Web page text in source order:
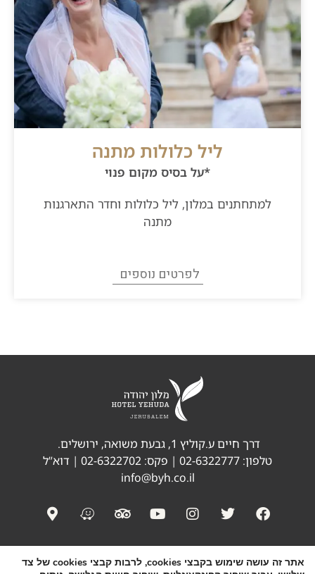
ליל כלולות מתנה
*על בסיס מקום פנוי
למתחתנים במלון, ליל כלולות וחדר התארגנות
מתנה
לפרטים נוספים
דרך חיים ע.קוליץ 1, גבעת משואה, ירושלים.
טלפון: 02-6322777 | פקס: 02-6322702 | דוא”ל
info@byh.co.il
אתר זה עושה שימוש בקבצי
cookies, לרבות קבצי cookies של צד